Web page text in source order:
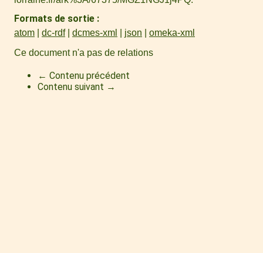
Formats de sortie
atom dc-rdf dcmes-xml json
omeka-xml
Ce document n'a pas de relations
← Contenu précédent
Contenu suivant →